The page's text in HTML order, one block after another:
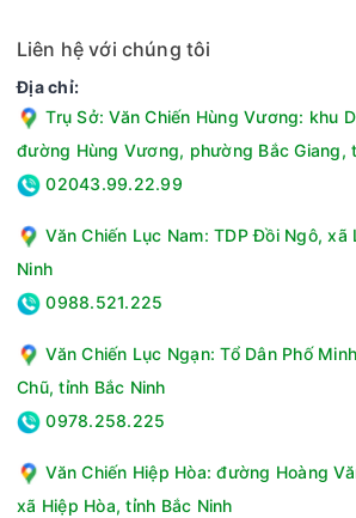
đa điện năng.
- Có vòi khóa nóng an toàn, tiện lợi cho
(tránh bị bỏng).
Lưu ý khi sử dụng:
- Vệ sinh cây nước nóng lạnh trong lần
- Đặt cây nước nóng lạnh cách xa tường
Liên hệ với chúng tôi
Địa chỉ:
Trụ Sở: Văn Chiến Hùng Vương: khu
đường Hùng Vương, phường Bắc Giang,
02043.99.22.99
Văn Chiến Lục Nam: TDP Đồi Ngô, xã
Ninh
0988.521.225
Văn Chiến Lục Ngạn: Tổ Dân Phố
Chũ, tỉnh Bắc Ninh
0978.258.225
Văn Chiến Hiệp Hòa: đường Hoàng
xã Hiệp Hòa, tỉnh Bắc Ninh